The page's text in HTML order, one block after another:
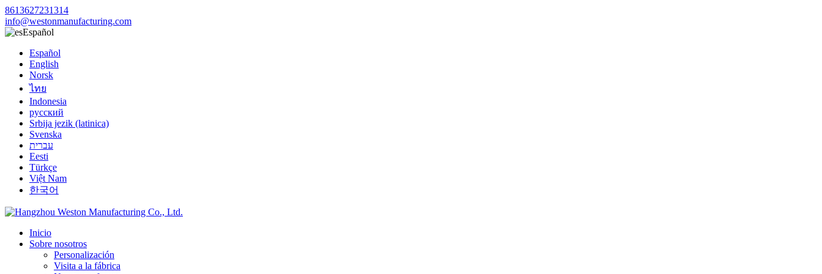
8613627231314
info@westonmanufacturing.com
Español
Español
English
Norsk
ไทย
Indonesia
русский
Srbija jezik (latinica)
Svenska
עברית
Eesti
Türkçe
Việt Nam
한국어
Inicio
Sobre nosotros
Personalización
Visita a la fábrica